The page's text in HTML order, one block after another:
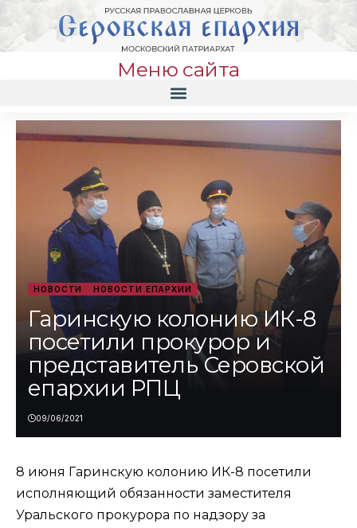
Меню сайта
НОВОСТИ НОВОСТИ ЕПАРХИИ
Гаринскую колонию ИК-8
посетили прокурор и
представитель Серовской
епархии РПЦ
09/06/2021
8 июня Гаринскую колонию ИК-8 посетили
исполняющий обязанности заместителя
Уральского прокурора по надзору за